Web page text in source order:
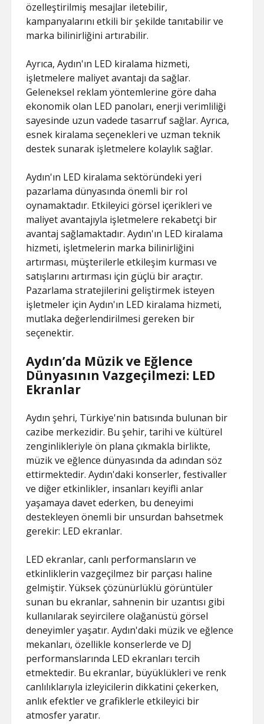
özelleştirilmiş mesajlar iletebilir,
kampanyalarını etkili bir şekilde tanıtabilir ve
marka bilinirliğini artırabilir.
Ayrıca, Aydın'ın LED kiralama hizmeti,
işletmelere maliyet avantajı da sağlar.
Geleneksel reklam yöntemlerine göre daha
ekonomik olan LED panoları, enerji verimliliği
sayesinde uzun vadede tasarruf sağlar. Ayrıca,
esnek kiralama seçenekleri ve uzman teknik
destek sunarak işletmelere kolaylık sağlar.
Aydın'ın LED kiralama sektöründeki yeri
pazarlama dünyasında önemli bir rol
oynamaktadır. Etkileyici görsel içerikleri ve
maliyet avantajıyla işletmelere rekabetçi bir
avantaj sağlamaktadır. Aydın'ın LED kiralama
hizmeti, işletmelerin marka bilinirliğini
artırması, müşterilerle etkileşim kurması ve
satışlarını artırması için güçlü bir araçtır.
Pazarlama stratejilerini geliştirmek isteyen
işletmeler için Aydın'ın LED kiralama hizmeti,
mutlaka değerlendirilmesi gereken bir
seçenektir.
Aydın’da Müzik ve Eğlence
Dünyasının Vazgeçilmezi: LED
Ekranlar
Aydın şehri, Türkiye'nin batısında bulunan bir
cazibe merkezidir. Bu şehir, tarihi ve kültürel
zenginlikleriyle ön plana çıkmakla birlikte,
müzik ve eğlence dünyasında da adından söz
ettirmektedir. Aydın'daki konserler, festivaller
ve diğer etkinlikler, insanları keyifli anlar
yaşamaya davet ederken, bu deneyimi
destekleyen önemli bir unsurdan bahsetmek
gerekir: LED ekranlar.
LED ekranlar, canlı performansların ve
etkinliklerin vazgeçilmez bir parçası haline
gelmiştir. Yüksek çözünürlüklü görüntüler
sunan bu ekranlar, sahnenin bir uzantısı gibi
kullanılarak seyircilere olağanüstü görsel
deneyimler yaşatır. Aydın'daki müzik ve eğlence
mekanları, özellikle konserlerde ve DJ
performanslarında LED ekranları tercih
etmektedir. Bu ekranlar, büyüklükleri ve renk
canlılıklarıyla izleyicilerin dikkatini çekerken,
anlık efektler ve grafiklerle etkileyici bir
atmosfer yaratır.